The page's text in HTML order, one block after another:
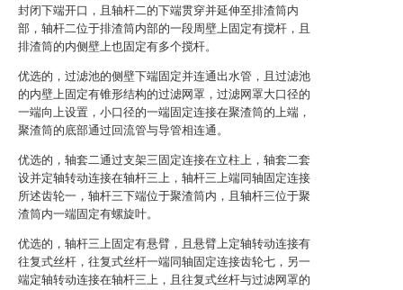
封闭下端开口，且轴杆二的下端贯穿并延伸至排渣筒内
部，轴杆二位于排渣筒内部的一段周壁上固定有搅杆，且
排渣筒的内侧壁上也固定有多个搅杆。
优选的，过滤池的侧壁下端固定并连通出水管，且过滤池
的内壁上固定有锥形结构的过滤网罩，过滤网罩大口径的
一端向上设置，小口径的一端固定连接在聚渣筒的上端，
聚渣筒的底部通过回流管与导管相连通。
优选的，轴套二通过支架三固定连接在立柱上，轴套二套
设并定轴转动连接在轴杆三上，轴杆三上端同轴固定连接
所述齿轮一，轴杆三下端位于聚渣筒内，且轴杆三位于聚
渣筒内一端固定有螺旋叶。
优选的，轴杆三上固定有悬臂，且悬臂上定轴转动连接有
往复式丝杆，往复式丝杆一端同轴固定连接齿轮七，另一
端定轴转动连接在轴杆三上，且往复式丝杆与过滤网罩的